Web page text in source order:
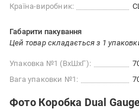
Країна-виробник:
Габарити пакування
Цей товар складається з 1
Упаковка №1 (ВхШхГ):
Вага упаковки №1:
Фото Коробка Dual